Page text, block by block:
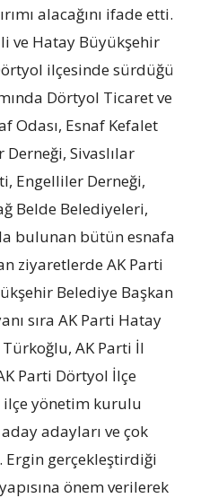
alacağını ifade etti.
ve Hatay Büyükşehir
ilçesinde sürdüğü
Dörtyol Ticaret ve
Odası, Esnaf Kefalet
Sivaslılar
Engelliler Derneği,
Belde Belediyeleri,
bulunan bütün esnafa
ziyaretlerde AK Parti
Belediye Başkan
sıra AK Parti Hatay
AK Parti İl
Parti Dörtyol İlçe
ilçe yönetim kurulu
adayları ve çok
Ergin gerçekleştirdiği
önem verilerek